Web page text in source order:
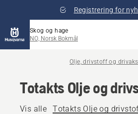
Registrering for
Skog og hage
NO, Norsk Bokmål
Olje, drivstoff og
Totakts Olje og
Vis alle Totakts Olje og